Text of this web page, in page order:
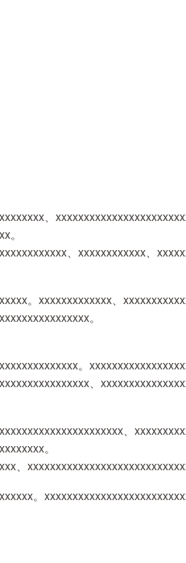
、
。
、xxxxxxxxxxxx、
。xxxxxxxxxxxxx、
。
。
、
、
。
、
。